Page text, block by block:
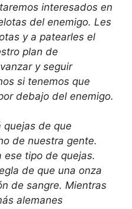
interesados en
del enemigo. Les
y a patearles el
plan de
y seguir
si tenemos que
debajo del enemigo.
quejas de que
de nuestra gente.
tipo de quejas.
de que una onza
de sangre. Mientras
alemanes